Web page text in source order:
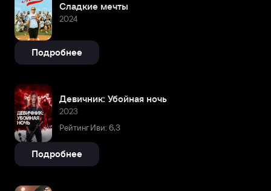
Сладкие мечты
2024
Подробнее
Девичник: Убойная ночь
2023
Рейтинг Иви: 6,3
Подробнее